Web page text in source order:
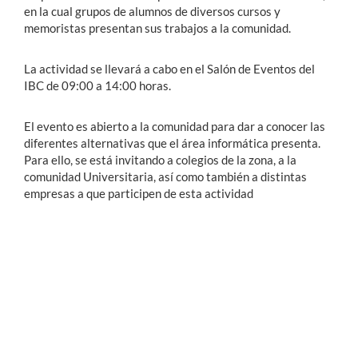
Alumni
English
en la cual grupos de alumnos de diversos cursos y
memoristas presentan sus trabajos a la comunidad.
La actividad se llevará a cabo en el Salón de Eventos del
IBC de 09:00 a 14:00 horas.
El evento es abierto a la comunidad para dar a conocer las
diferentes alternativas que el área informática presenta.
Para ello, se está invitando a colegios de la zona, a la
comunidad Universitaria, así como también a distintas
empresas a que participen de esta actividad